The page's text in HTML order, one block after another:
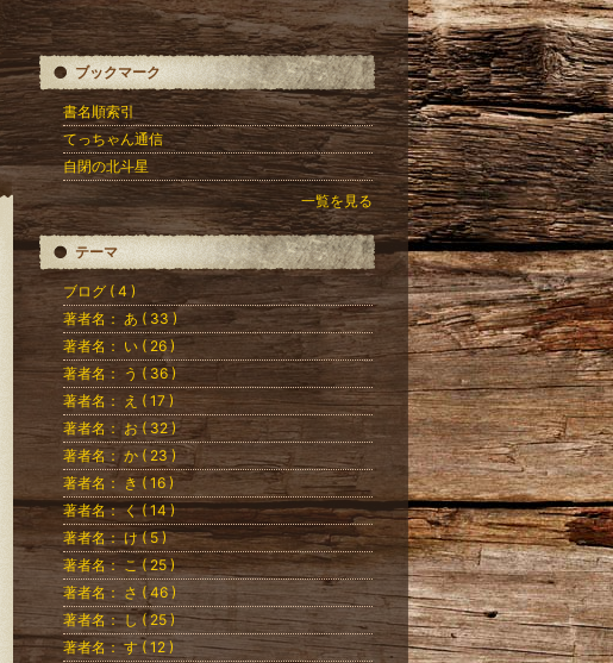
ブックマーク
書名順索引
てっちゃん通信
自閉の北斗星
一覧を見る
テーマ
ブログ ( 4 )
著者名： あ ( 33 )
著者名： い ( 26 )
著者名： う ( 36 )
著者名： え ( 17 )
著者名： お ( 32 )
著者名： か ( 23 )
著者名： き ( 16 )
著者名： く ( 14 )
著者名： け ( 5 )
著者名： こ ( 25 )
著者名： さ ( 46 )
著者名： し ( 25 )
著者名： す ( 12 )